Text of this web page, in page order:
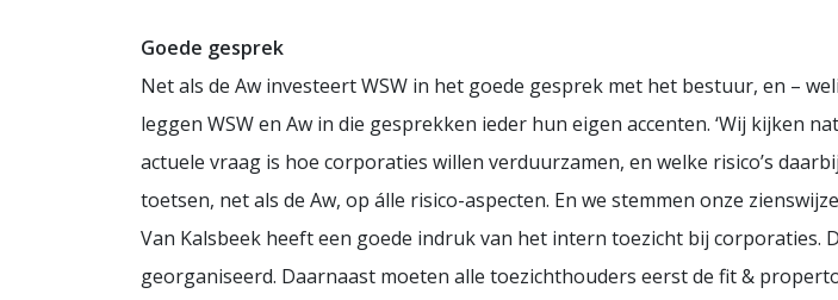
Goede gesprek
Net als de Aw investeert WSW in het goede gesprek met het bestuur, en –
leggen WSW en Aw in die gesprekken ieder hun eigen accenten. ‘Wij kijken
actuele vraag is hoe corporaties willen verduurzamen, en welke risico’s
toetsen, net als de Aw, op álle risico-aspecten. En we stemmen onze zienswijze
Van Kalsbeek heeft een goede indruk van het intern toezicht bij corporaties.
georganiseerd. Daarnaast moeten alle toezichthouders eerst de fit &